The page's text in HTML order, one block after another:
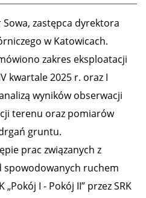
zastępca dyrektora
w Katowicach.
zakres eksploatacji
kwartale 2025 r. oraz I
wyników obserwacji
terenu oraz pomiarów
gruntu.
prac związanych z
spowodowanych ruchem
„Pokój I - Pokój II” przez SRK